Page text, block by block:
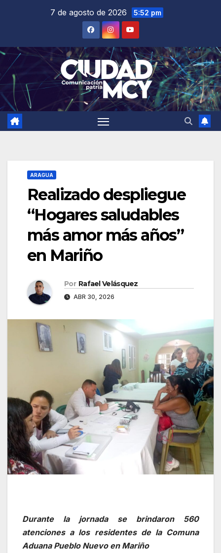
7 de agosto de 2026 5:52 pm
ARAGUA
Realizado despliegue
“Hogares saludables
más amor más años”
en Mariño
Por Rafael Velásquez
ABR 30, 2026
Durante la jornada se brindaron 560
atenciones a los residentes de la Comuna
Aduana Pueblo Nuevo en Mariño